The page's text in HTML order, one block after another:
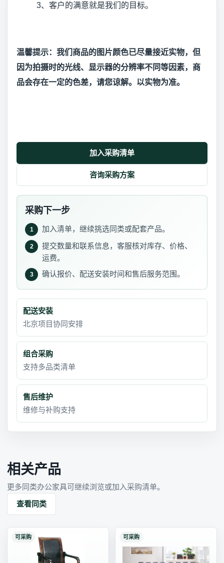
3、客户的满意就是我们的目标。
温馨提示：我们商品的图片颜色已尽量接近实物，但
因为拍摄时的光线、显示器的分辨率不同等因素，商
品会存在一定的色差，请您谅解。以实物为准。
加入采购清单
咨询采购方案
采购下一步
1 加入清单，继续挑选同类或配套产品。
2
提交数量和联系信息，客服核对库存、价格、
运费。
3 确认报价、配送安装时间和售后服务范围。
配送安装
北京项目协同安排
组合采购
支持多品类清单
售后维护
维修与补购支持
相关产品
更多同类办公家具可继续浏览或加入采购清单。
查看同类
可采购 可采购